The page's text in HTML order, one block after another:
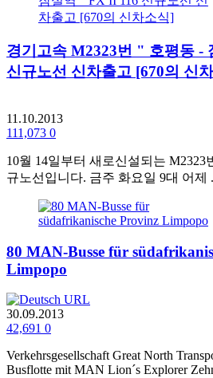
경기고속 M2323번 " 호평동 -
신규노선 신차출고 [670의 신
11.10.2013
111,073 0
10월 14일부터 새로신설되는 M2323
규노선입니다. 금주 화요일 9대 어제
80 MAN-Busse für
Limpopo
30.09.2013
42,691 0
Verkehrsgesellschaft Great North
Busflotte mit MAN Lion´s Explorer